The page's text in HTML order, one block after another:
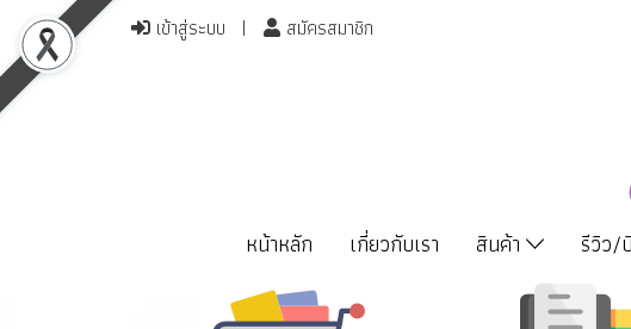
เข้าสู่ระบบ สมัครสมาชิก
หน้าหลัก เกี่ยวกับเรา สินค้า รีวิว